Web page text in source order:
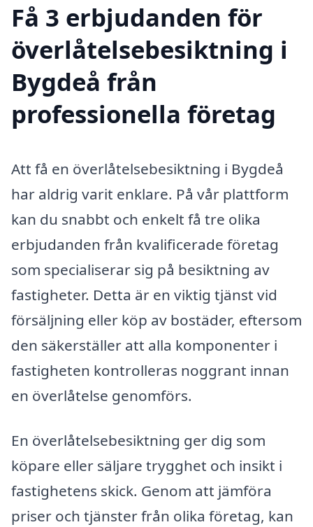
Få 3 erbjudanden för
överlåtelsebesiktning i
Bygdeå från
professionella företag
Att få en överlåtelsebesiktning i Bygdeå
har aldrig varit enklare. På vår plattform
kan du snabbt och enkelt få tre olika
erbjudanden från kvalificerade företag
som specialiserar sig på besiktning av
fastigheter. Detta är en viktig tjänst vid
försäljning eller köp av bostäder, eftersom
den säkerställer att alla komponenter i
fastigheten kontrolleras noggrant innan
en överlåtelse genomförs.
En överlåtelsebesiktning ger dig som
köpare eller säljare trygghet och insikt i
fastighetens skick. Genom att jämföra
priser och tjänster från olika företag, kan